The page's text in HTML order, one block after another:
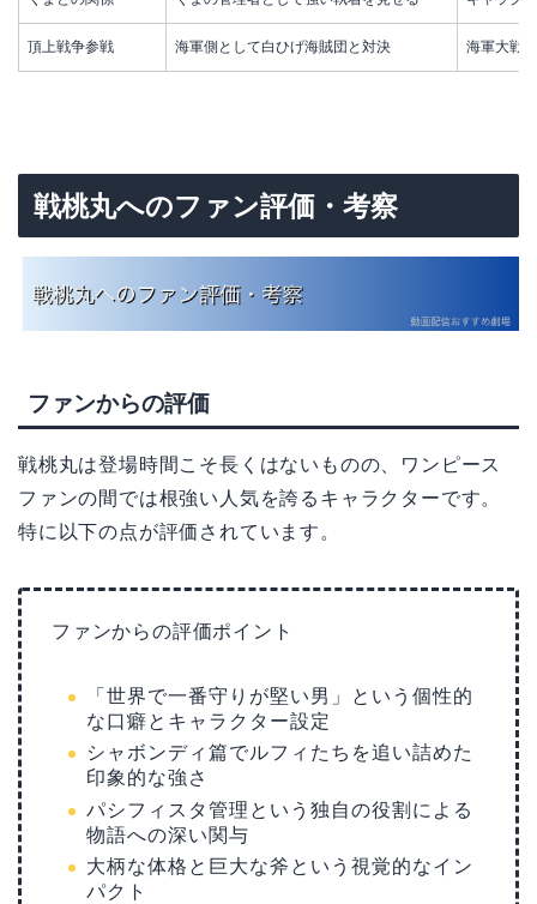
頂上戦争参戦 海軍側として白ひげ海賊団と対決 海軍大戦
戦桃丸へのファン評価・考察
ファンからの評価
戦桃丸は登場時間こそ長くはないものの、ワンピース
ファンの間では根強い人気を誇るキャラクターです。
特に以下の点が評価されています。
ファンからの評価ポイント
「世界で一番守りが堅い男」という個性的
な口癖とキャラクター設定
シャボンディ篇でルフィたちを追い詰めた
印象的な強さ
パシフィスタ管理という独自の役割による
物語への深い関与
大柄な体格と巨大な斧という視覚的なイン
パクト